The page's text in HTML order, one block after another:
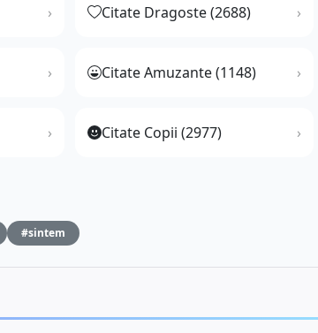
Citate Dragoste (2688)
Citate Amuzante (1148)
Citate Copii (2977)
#sintem